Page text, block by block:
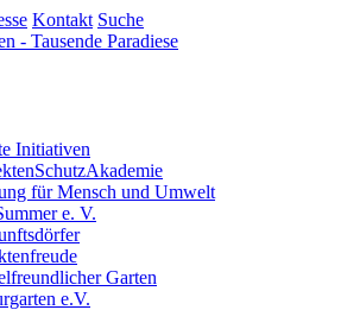
Kontakt Suche
Initiativen
für Mensch und Umwelt
e. V.
Garten
e.V.